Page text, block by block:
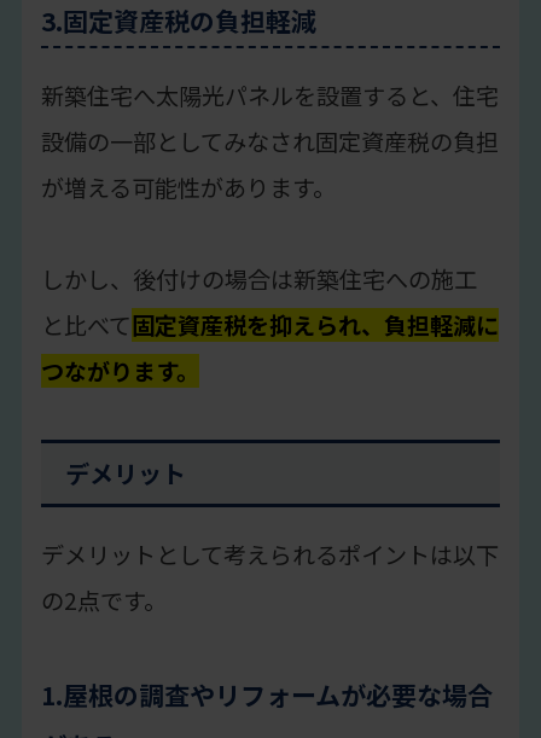
3.固定資産税の負担軽減
新築住宅へ太陽光パネルを設置すると、住宅
設備の一部としてみなされ固定資産税の負担
が増える可能性があります。
しかし、後付けの場合は新築住宅への施工
と比べて固定資産税を抑えられ、負担軽減に
つながります。
デメリット
デメリットとして考えられるポイントは以下
の2点です。
1.屋根の調査やリフォームが必要な場合